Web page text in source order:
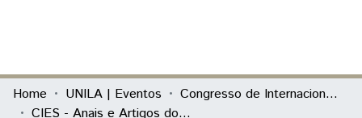
Communities & Collections
Home UNILA | Eventos
Congresso de Internacionalização da Educação Superior (CIES)
CIES - Anais e Artigos do evento